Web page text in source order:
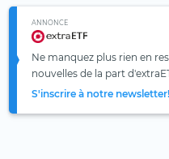
ANNONCE
Ne manquez plus rien en
nouvelles de la part
S'inscrire à notre newsletter!